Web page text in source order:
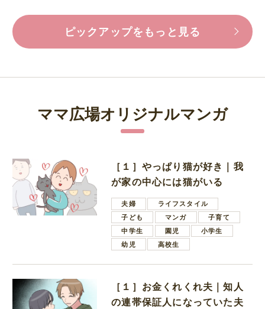
ピックアップをもっと見る
ママ広場オリジナルマンガ
［１］やっぱり猫が好き｜我
が家の中心には猫がいる
夫婦
ライフスタイル
子ども
マンガ
子育て
中学生
園児
小学生
幼児
高校生
［１］お金くれくれ夫｜知人
の連帯保証人になっていた夫